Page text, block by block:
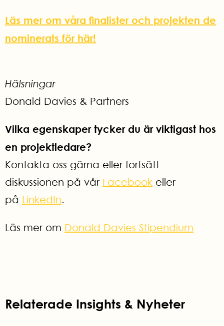
Läs mer om våra finalister och projekten de
nominerats för här!
Hälsningar
Donald Davies & Partners
Vilka egenskaper tycker du är viktigast hos
en projektledare?
Kontakta oss gärna eller fortsätt
diskussionen på vår Facebook eller
på LinkedIn.
Läs mer om Donald Davies Stipendium
Relaterade Insights & Nyheter